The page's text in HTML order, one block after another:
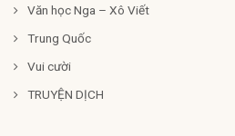
Văn học Nga – Xô Viết
Trung Quốc
Vui cười
TRUYỆN DỊCH